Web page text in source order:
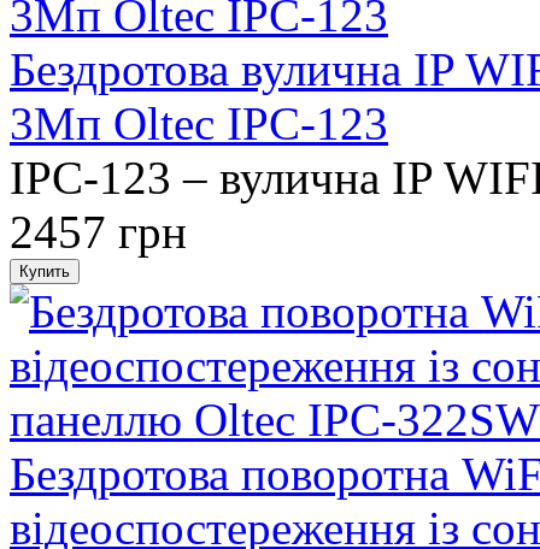
Бездротова вулична IP
3Мп Oltec IPC-123
IPC-123 – вулична IP
2457 грн
Бездротова поворотна
відеоспостереження із